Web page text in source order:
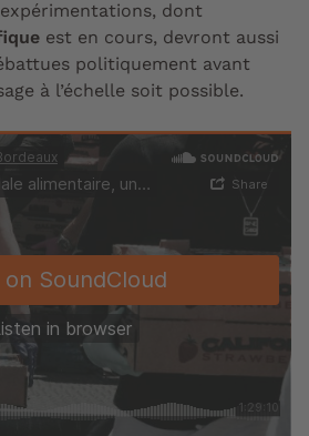
dont
est en cours, devront aussi
politiquement avant
à l’échelle soit possible.